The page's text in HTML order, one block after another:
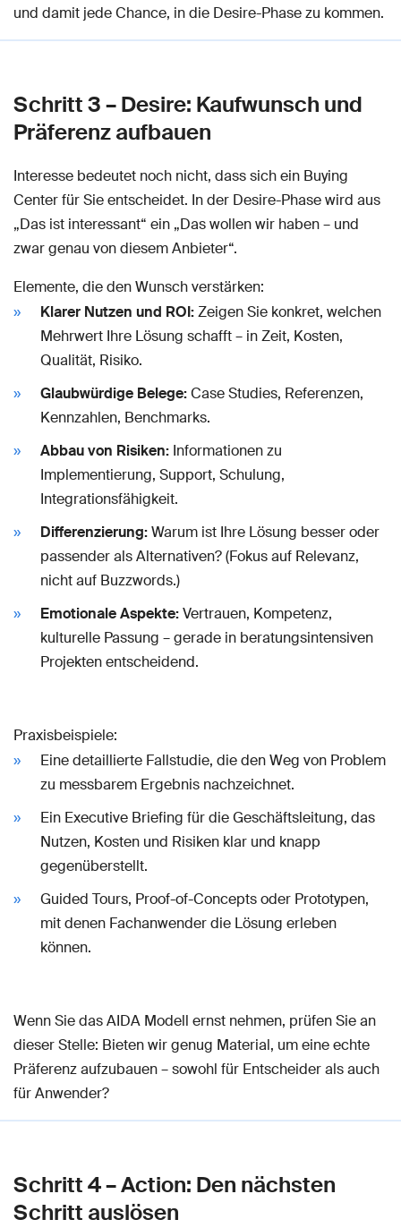
und damit jede Chance, in die Desire-Phase zu kommen.
Schritt 3 – Desire: Kaufwunsch und
Präferenz aufbauen
Interesse bedeutet noch nicht, dass sich ein Buying
Center für Sie entscheidet. In der Desire-Phase wird aus
„Das ist interessant“ ein „Das wollen wir haben – und
zwar genau von diesem Anbieter“.
Elemente, die den Wunsch verstärken:
Klarer Nutzen und ROI:Zeigen Sie konkret, welchen
Mehrwert Ihre Lösung schafft – in Zeit, Kosten,
Qualität, Risiko.
Glaubwürdige Belege:Case Studies, Referenzen,
Kennzahlen, Benchmarks.
Abbau von Risiken: Informationen zu
Implementierung, Support, Schulung,
Integrationsfähigkeit.
Differenzierung:Warum ist Ihre Lösung besser oder
passender als Alternativen? (Fokus auf Relevanz,
nicht auf Buzzwords.)
Emotionale Aspekte:Vertrauen, Kompetenz,
kulturelle Passung – gerade in beratungsintensiven
Projekten entscheidend.
Praxisbeispiele:
Eine detaillierte Fallstudie, die den Weg von Problem
zu messbarem Ergebnis nachzeichnet.
Ein Executive Briefing für die Geschäftsleitung, das
Nutzen, Kosten und Risiken klar und knapp
gegenüberstellt.
Guided Tours, Proof-of-Concepts oder Prototypen,
mit denen Fachanwender die Lösung erleben
können.
Wenn Sie das AIDA Modell ernst nehmen, prüfen Sie an
dieser Stelle: Bieten wir genug Material, um eine echte
Präferenz aufzubauen – sowohl für Entscheider als auch
für Anwender?
Schritt 4 – Action: Den nächsten
Schritt auslösen